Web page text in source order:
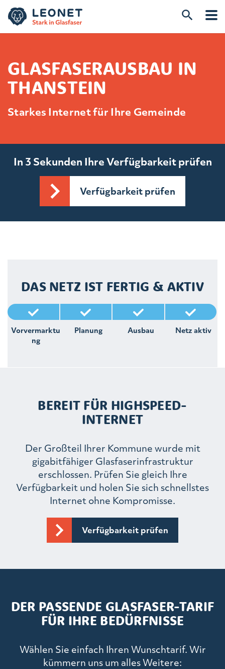
GLASFASERAUSBAU IN
THANSTEIN
Starkes Internet für Ihre Gemeinde
In 3 Sekunden Ihre Verfügbarkeit prüfen
Verfügbarkeit prüfen
DAS NETZ IST FERTIG & AKTIV
Vorvermarktu
ng
Planung Ausbau Netz aktiv
BEREIT FÜR HIGHSPEED-
INTERNET
Der Großteil Ihrer Kommune wurde mit
gigabitfähiger Glasfaserinfrastruktur
erschlossen. Prüfen Sie gleich Ihre
Verfügbarkeit und holen Sie sich schnellstes
Internet ohne Kompromisse.
Verfügbarkeit prüfen
DER PASSENDE GLASFASER-TARIF
FÜR IHRE BEDÜRFNISSE
Wählen Sie einfach Ihren Wunschtarif. Wir
kümmern uns um alles Weitere: